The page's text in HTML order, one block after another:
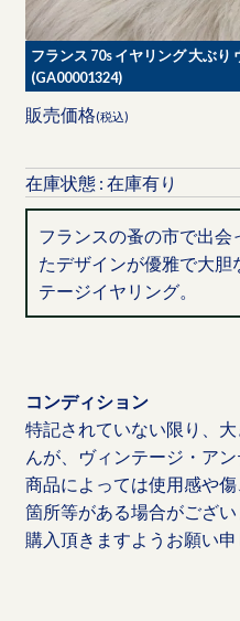
フランス 70s イヤリング 大ぶり
(GA00001324)
販売価格(税込)
在庫状態 : 在庫有り
フランスの蚤の市で出会
たデザインが優雅で大
テージイヤリング。
コンディション
特記されていない限り、
んが、ヴィンテージ・ア
商品によっては使用感や
箇所等がある場合がござ
購入頂きますようお願い申